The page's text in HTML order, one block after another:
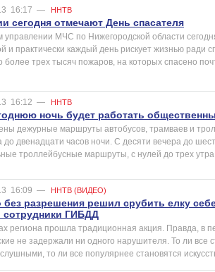
16:17 — ННТВ
сегодня отмечают День спасателя
управлении МЧС по Нижегородской области
и практически каждый день рискует жизнью ради
более трех тысяч пожаров, на которых спасено
16:12 — ННТВ
ночь будет работать
дежурные маршруты автобусов, трамваев и
до двенадцати часов ночи. С десяти вечера до
троллейбусные маршруты, с нулей до трех утра
16:09 — ННТВ (ВИДЕО)
без разрешения решил срубить елку
сотрудники ГИБДД
региона прошла традиционная акция. Правда, в
не задержали ни одного нарушителя. То ли все
то ли все популярнее становятся